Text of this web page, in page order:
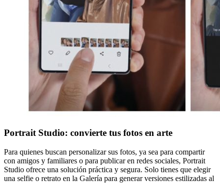
Portrait Studio: convierte tus fotos en arte
Para quienes buscan personalizar sus fotos, ya sea para compartir
con amigos y familiares o para publicar en redes sociales, Portrait
Studio ofrece una solución práctica y segura. Solo tienes que elegir
una selfie o retrato en la Galería para generar versiones estilizadas al